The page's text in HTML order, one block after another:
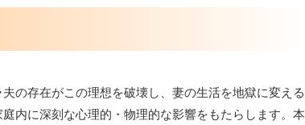
の存在がこの理想を破壊し、妻の生活を地獄に変える
内に深刻な心理的・物理的な影響をもたらします。本